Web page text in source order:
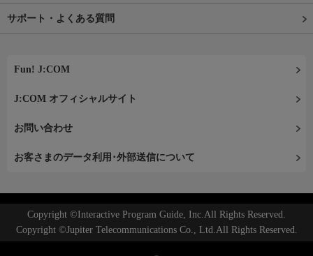
サポート・よくある質問
Fun! J:COM
J:COM オフィシャルサイト
お問い合わせ
お客さまのデータ利用･外部送信について
Copyright ©Interactive Program Guide, Inc.All Rights Reserved.
Copyright ©Jupiter Telecommunications Co., Ltd.All Rights Reserved.